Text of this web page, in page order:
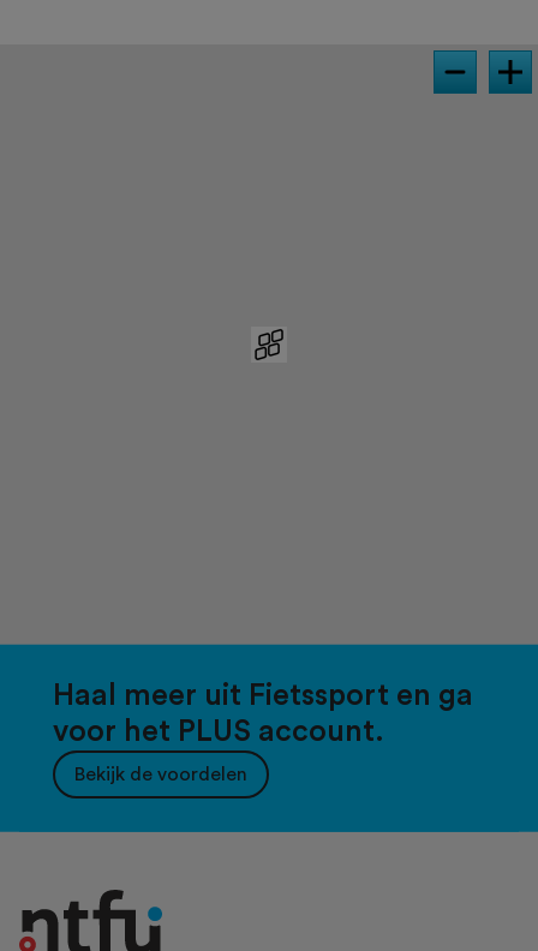
Haal meer uit Fietssport en ga
voor het PLUS account.
Bekijk de voordelen